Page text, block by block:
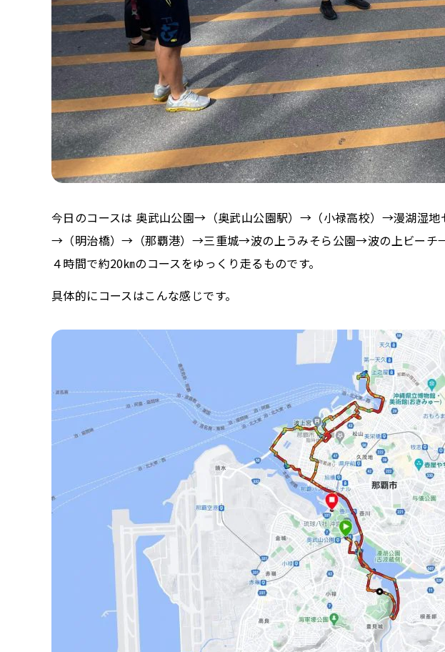
今日のコースは 奥武山公園→（奥武山公園駅）→（小禄高校）→漫湖湿地
→（明治橋）→（那覇港）→三重城→波の上うみそら公園→波の上ビー
４時間で約20㎞のコースをゆっくり走るものです。
具体的にコースはこんな感じです。